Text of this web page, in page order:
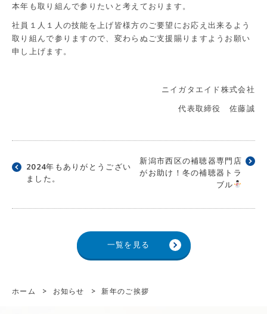
本年も取り組んで参りたいと考えております。
社員１人１人の技能を上げ皆様方のご要望にお応え出来るよう
取り組んで参りますので、変わらぬご支援賜りますようお願い
申し上げます。
ニイガタエイド株式会社
代表取締役 佐藤誠
2024年もありがとうござい
ました。
新潟市西区の補聴器専門店
がお助け！冬の補聴器トラ
ブル
一覧を見る
ホーム > お知らせ > 新年のご挨拶